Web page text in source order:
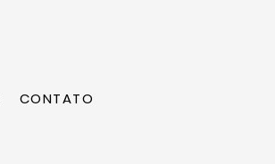
CONTATO